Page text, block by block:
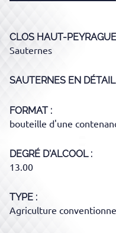
CLOS HAUT-
Sauternes
SAUTERNES EN
FORMAT
bouteille d'une
DEGRÉ D'ALCOOL
13.00
TYPE
Agriculture